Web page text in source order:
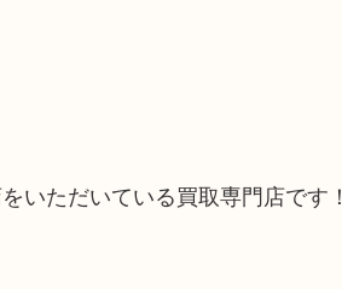
いただいている買取専門店です！